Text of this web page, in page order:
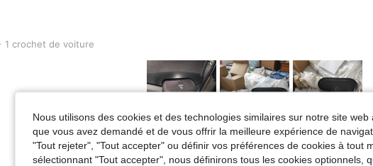
de voiture
1 crochet de voiture
Utile (1)
Nous utilisons des cookies et des technologies similaires sur notre site
que vous avez demandé et de vous offrir la meilleure expérience de
"Tout rejeter", "Tout accepter" ou définir vos préférences de cookies à tout
sélectionnant "Tout accepter", nous définirons tous les cookies optionnels,